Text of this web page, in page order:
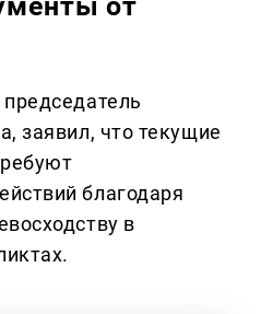
заявил, что текущие
благодаря
в